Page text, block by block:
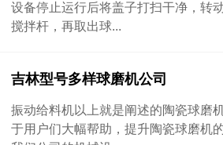
设备停止运行后将盖子打扫干净，转
搅拌杆，再取出球...
吉林型号多样球磨机公司
振动给料机以上就是阐述的陶瓷球磨
于用户们大幅帮助，提升陶瓷球磨机